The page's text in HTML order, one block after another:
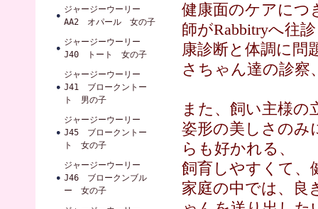
ジャージーウーリー
AA2 オパール 女の子
ジャージーウーリー
J40 トート 女の子
ジャージーウーリー
J41 ブロークントー
ト 男の子
ジャージーウーリー
J45 ブロークントー
ト 女の子
ジャージーウーリー
J46 ブロークンブル
ー 女の子
健康面のケアにつ
師がRabbitryへ往
康診断と体調に問
さちゃん達の診
また、飼い主様
姿形の美しさのみ
らも好かれる、
飼育しやすくて、
家庭の中では、良